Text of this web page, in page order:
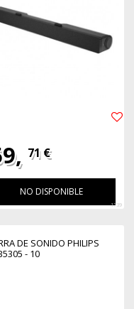
71 €
NO DISPONIBLE
1739
DE SONIDO PHILIPS
- 10